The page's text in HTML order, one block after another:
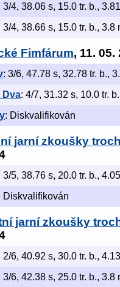
3/4, 38.06 s, 15.0 tr. b.,
3/4, 38.66 s, 15.0 tr. b., 3.8
Fimfárum, 11. 05.
: 3/6, 47.78 s, 32.78 tr. b.,
Dva: 4/7, 31.32 s, 10.0 tr.
: Diskvalifikován
jarní zkoušky
3/5, 38.76 s, 20.0 tr. b.,
Diskvalifikován
jarní zkoušky
2/6, 40.92 s, 30.0 tr. b.,
3/6, 42.38 s, 25.0 tr. b., 3.8